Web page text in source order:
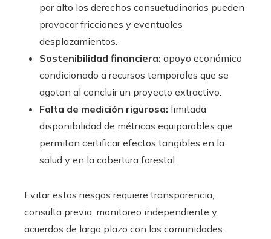
por alto los derechos consuetudinarios pueden
provocar fricciones y eventuales
desplazamientos.
Sostenibilidad financiera: apoyo económico
condicionado a recursos temporales que se
agotan al concluir un proyecto extractivo.
Falta de medición rigurosa: limitada
disponibilidad de métricas equiparables que
permitan certificar efectos tangibles en la
salud y en la cobertura forestal.
Evitar estos riesgos requiere transparencia,
consulta previa, monitoreo independiente y
acuerdos de largo plazo con las comunidades.